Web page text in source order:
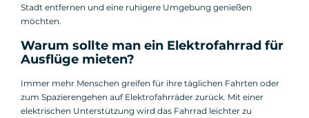
Stadt entfernen und eine ruhigere Umgebung genießen
möchten.
Warum sollte man ein Elektrofahrrad für
Ausflüge mieten?
Immer mehr Menschen greifen für ihre täglichen Fahrten oder
zum Spazierengehen auf Elektrofahrräder zurück. Mit einer
elektrischen Unterstützung wird das Fahrrad leichter zu